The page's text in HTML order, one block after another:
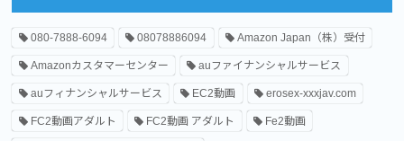
080-7888-6094 08078886094 Amazon Japan（株）受付
Amazonカスタマーセンター auファイナンシャルサービス
auフィナンシャルサービス EC2動画 erosex-xxxjav.com
FC2動画アダルト FC2動画 アダルト Fe2動画